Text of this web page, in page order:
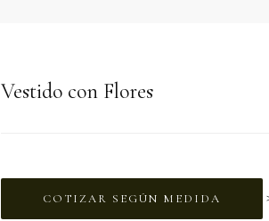
Vestido con Flores
COTIZAR SEGÚN MEDIDA